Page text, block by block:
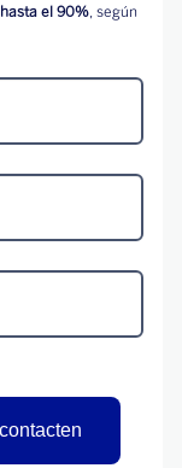
hasta el 90%, según